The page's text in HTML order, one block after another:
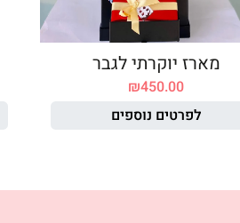
מארז יוקרתי לגבר
₪450.00
לפרטים נוספים